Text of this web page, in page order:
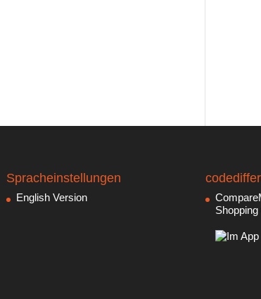
Spracheinstellungen
English Version